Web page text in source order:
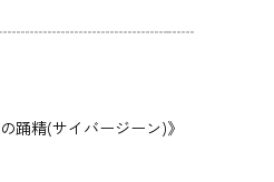
踊精(サイバージーン)》